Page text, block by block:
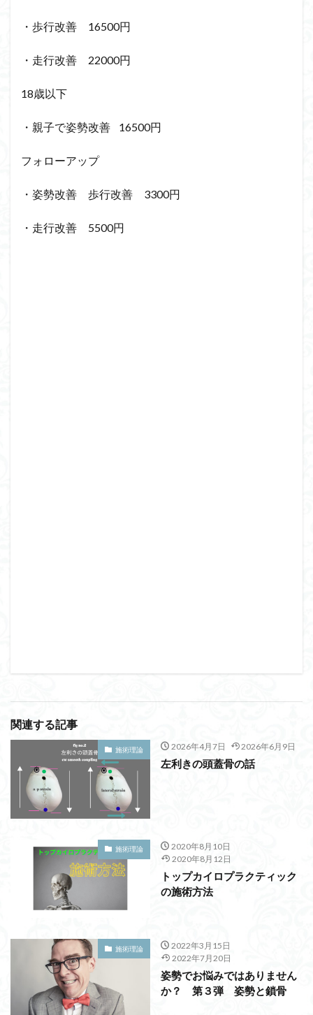
・歩行改善 16500円
・走行改善 22000円
18歳以下
・親子で姿勢改善 16500円
フォローアップ
・姿勢改善 歩行改善 3300円
・走行改善 5500円
関連する記事
施術理論 2026年4月7日 2026年6月9日
左利きの頭蓋骨の話
施術理論
2020年8月10日
2020年8月12日
トップカイロプラクティック
の施術方法
施術理論
2022年3月15日
2022年7月20日
姿勢でお悩みではありません
か？ 第３弾 姿勢と鎖骨